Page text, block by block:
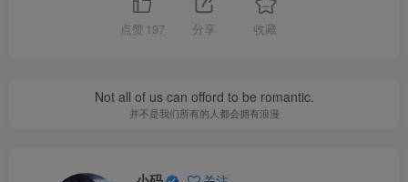
点赞 197 分享 收藏
Not all of us can offord to be romantic.
并不是我们所有的人都会拥有浪漫